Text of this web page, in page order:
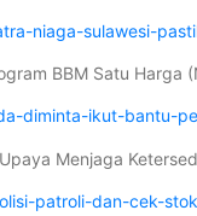
niaga-sulawesi-
BBM Satu Harga
diminta-ikut-bantu-
Menjaga
patroli-dan-cek-